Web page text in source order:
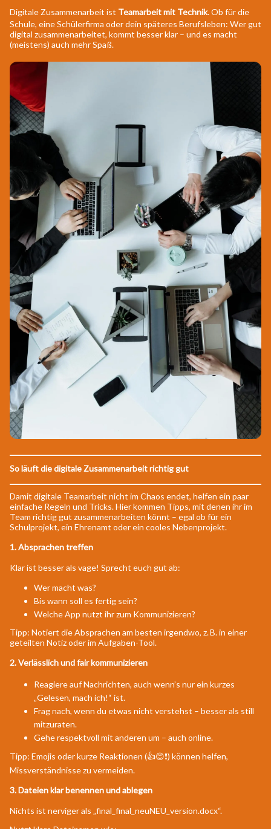
Digitale Zusammenarbeit ist Teamarbeit mit Technik. Ob für die
Schule, eine Schülerfirma oder dein späteres Berufsleben: Wer gut
digital zusammenarbeitet, kommt besser klar – und es macht
(meistens) auch mehr Spaß.
So läuft die digitale Zusammenarbeit richtig gut
Damit digitale Teamarbeit nicht im Chaos endet, helfen ein paar
einfache Regeln und Tricks. Hier kommen Tipps, mit denen ihr im
Team richtig gut zusammenarbeiten könnt – egal ob für ein
Schulprojekt, ein Ehrenamt oder ein cooles Nebenprojekt.
1.Absprachen treffen
Klar ist besser als vage! Sprecht euch gut ab:
Wer macht was?
Bis wann soll es fertig sein?
Welche App nutzt ihr zum Kommunizieren?
Tipp: Notiert die Absprachen am besten irgendwo, z. B. in einer
geteilten Notiz oder im Aufgaben-Tool.
2.Verlässlich und fair kommunizieren
Reagiere auf Nachrichten, auch wenn’s nur ein kurzes
„Gelesen, mach ich!“ ist.
Frag nach, wenn du etwas nicht verstehst – besser als still
mitzuraten.
Gehe respektvoll mit anderen um – auch online.
Tipp: Emojis oder kurze Reaktionen (👍😊❗) können helfen,
Missverständnisse zu vermeiden.
3.Dateien klar benennen und ablegen
Nichts ist nerviger als „final_final_neuNEU_version.docx“.